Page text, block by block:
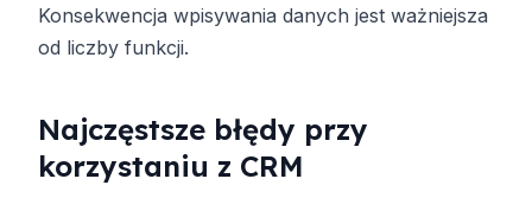
Konsekwencja wpisywania danych jest ważniejsza
od liczby funkcji.
Najczęstsze błędy przy
korzystaniu z CRM